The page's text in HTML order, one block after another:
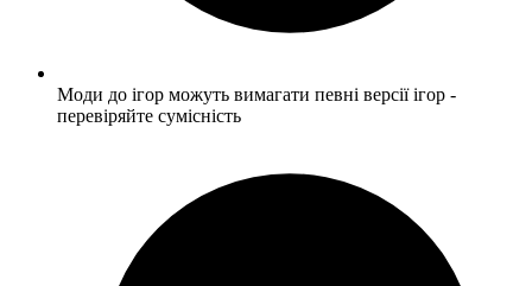
Моди до ігор можуть вимагати певні версії ігор -
перевіряйте сумісність